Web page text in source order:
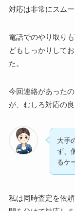
対応は非常にスムー
電話でのやり取り
どもしっかりして
た。
今回連絡があった
が、むしろ対応の
大手
ず、
るケ
私は同時査定を依